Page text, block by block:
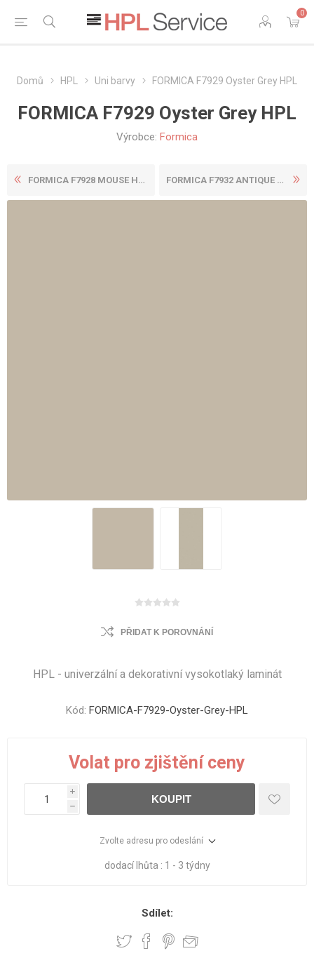
0
Domů HPL Uni barvy FORMICA F7929 Oyster Grey HPL
FORMICA F7929 Oyster Grey HPL
Výrobce: Formica
FORMICA F7928 MOUSE HPL FORMICA F7932 ANTIQUE WHITE...
PŘIDAT K POROVNÁNÍ
HPL - univerzální a dekorativní vysokotlaký laminát
Kód: FORMICA-F7929-Oyster-Grey-HPL
Volat pro zjištění ceny
i
h
KOUPIT
Zvolte adresu pro odeslání
dodací lhůta : 1 - 3 týdny
Sdílet: